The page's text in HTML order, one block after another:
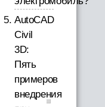
AutoCAD
Civil
3D:
Пять
примеров
внедрения